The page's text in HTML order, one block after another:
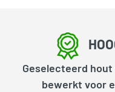
Geselecteerd
bewerkt voor